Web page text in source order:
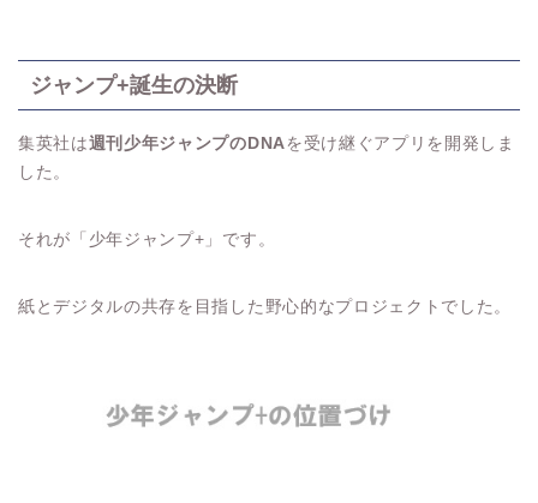
ジャンプ+誕生の決断
集英社は週刊少年ジャンプのDNAを受け継ぐアプリを開発しま
した。
それが「少年ジャンプ+」です。
紙とデジタルの共存を目指した野心的なプロジェクトでした。